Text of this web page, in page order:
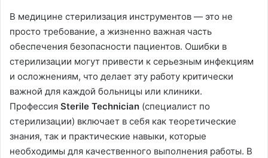
В медицине стерилизация инструментов — это не
просто требование, а жизненно важная часть
обеспечения безопасности пациентов. Ошибки в
стерилизации могут привести к серьезным инфекциям
и осложнениям, что делает эту работу критически
важной для каждой больницы или клиники.
Профессия Sterile Technician (специалист по
стерилизации) включает в себя как теоретические
знания, так и практические навыки, которые
необходимы для качественного выполнения работы. В